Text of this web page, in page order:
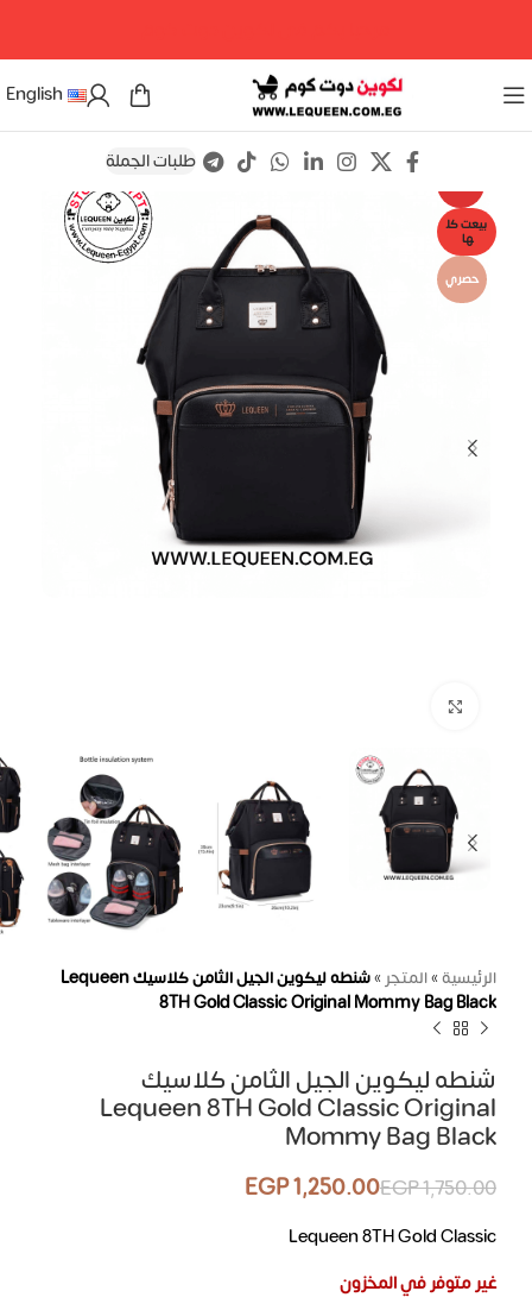
English
طلبات الجملة
بيعت كل
ها
حصري
الرئيسية»المتجر»
شنطه ليكوين الجيل الثامن كلاسيك Lequeen
8TH Gold Classic Original Mommy Bag Black
شنطه ليكوين الجيل الثامن كلاسيك
Lequeen 8TH Gold Classic Original
Mommy Bag Black
1,750.00
EGP
1,250.00
EGP
Lequeen 8TH Gold Classic
غير متوفر في المخزون